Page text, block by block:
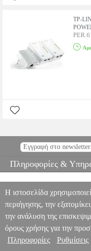
TP-
Πληροφορίες &
Η ιστοσελίδα
περιήγησης, την
την ανάλυση της
όρους χρήσης για την
Πληροφορίες
Ρυθμίσεις